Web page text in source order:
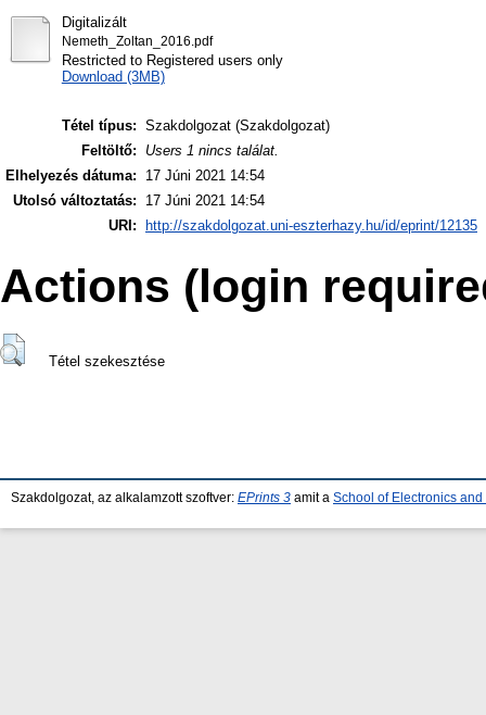
Digitalizált
Nemeth_Zoltan_2016.pdf
Restricted to Registered users only
Download (3MB)
Tétel típus: Szakdolgozat (Szakdolgozat)
Feltöltő:
Users 1 nincs találat.
Elhelyezés dátuma:
17 Júni 2021 14:54
Utolsó változtatás:
17 Júni 2021 14:54
URI:
http://szakdolgozat.uni-eszterhazy.hu/id/eprint/12135
Actions (login
Tétel szekesztése
Szakdolgozat, az alkalamzott szoftver: EPrints 3 amit a School of Electronics